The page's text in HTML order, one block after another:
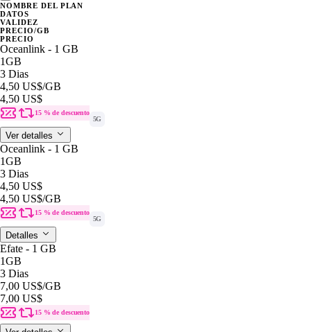
NOMBRE DEL PLAN
DATOS
VALIDEZ
PRECIO/GB
PRECIO
Oceanlink - 1 GB
1GB
3 Dias
4,50 US$/GB
4,50 US$
15 % de descuento
5G
Ver detalles
Oceanlink - 1 GB
1GB
3 Dias
4,50 US$
4,50 US$/GB
15 % de descuento
5G
Detalles
Efate - 1 GB
1GB
3 Dias
7,00 US$/GB
7,00 US$
15 % de descuento